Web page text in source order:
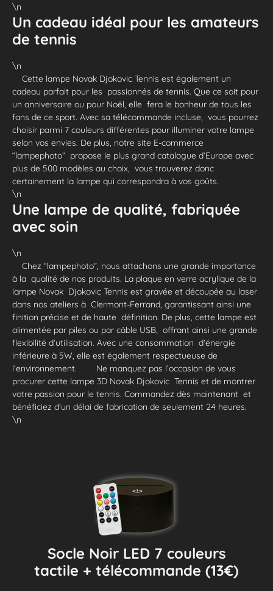
\n
Un cadeau idéal pour les amateurs
de tennis
\n
Cette lampe Novak Djokovic Tennis est également un
cadeau parfait pour les passionnés de tennis. Que ce soit pour
un anniversaire ou pour Noël, elle fera le bonheur de tous les
fans de ce sport. Avec sa télécommande incluse, vous pourrez
choisir parmi 7 couleurs différentes pour illuminer votre lampe
selon vos envies. De plus, notre site E-commerce
“lampephoto” propose le plus grand catalogue d’Europe avec
plus de 500 modèles au choix, vous trouverez donc
certainement la lampe qui correspondra à vos goûts.
\n
Une lampe de qualité, fabriquée
avec soin
\n
Chez “lampephoto”, nous attachons une grande importance
à la qualité de nos produits. La plaque en verre acrylique de la
lampe Novak Djokovic Tennis est gravée et découpée au laser
dans nos ateliers à Clermont-Ferrand, garantissant ainsi une
finition précise et de haute définition. De plus, cette lampe est
alimentée par piles ou par câble USB, offrant ainsi une grande
flexibilité d’utilisation. Avec une consommation d’énergie
inférieure à 5W, elle est également respectueuse de
l’environnement. Ne manquez pas l’occasion de vous
procurer cette lampe 3D Novak Djokovic Tennis et de montrer
votre passion pour le tennis. Commandez dès maintenant et
bénéficiez d’un délai de fabrication de seulement 24 heures.
\n
Socle Noir LED 7 couleurs
tactile + télécommande (13€)